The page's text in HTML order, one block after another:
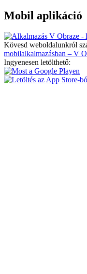
Mobil aplikáció
Kövesd weboldalunkról
mobilalkalmazásban – V
Ingyenesen letölthető: